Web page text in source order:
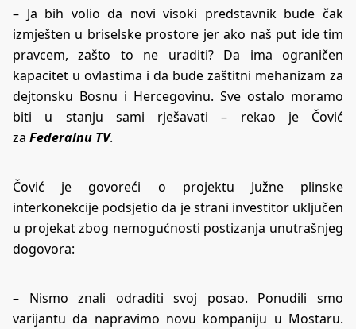
– Ja bih volio da novi visoki predstavnik bude čak
izmješten u briselske prostore jer ako naš put ide tim
pravcem, zašto to ne uraditi? Da ima ograničen
kapacitet u ovlastima i da bude zaštitni mehanizam za
dejtonsku Bosnu i Hercegovinu. Sve ostalo moramo
biti u stanju sami rješavati – rekao je Čović
za Federalnu TV.
Čović je govoreći o projektu Južne plinske
interkonekcije podsjetio da je strani investitor uključen
u projekat zbog nemogućnosti postizanja unutrašnjeg
dogovora:
– Nismo znali odraditi svoj posao. Ponudili smo
varijantu da napravimo novu kompaniju u Mostaru.